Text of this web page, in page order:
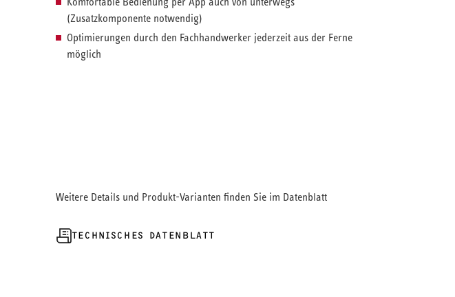
(Zusatzkomponente notwendig)
Optimierungen durch den Fachhandwerker jederzeit aus der Ferne
möglich
Kaskadengeräte abgeglichen.
Weitere Details und Produkt-Varianten finden Sie im Datenblatt
TECHNISCHES DATENBLATT